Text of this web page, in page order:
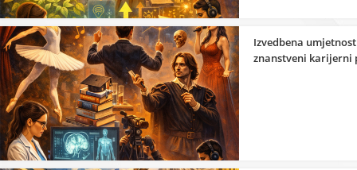
Izvedbena
znanstveni karijerni